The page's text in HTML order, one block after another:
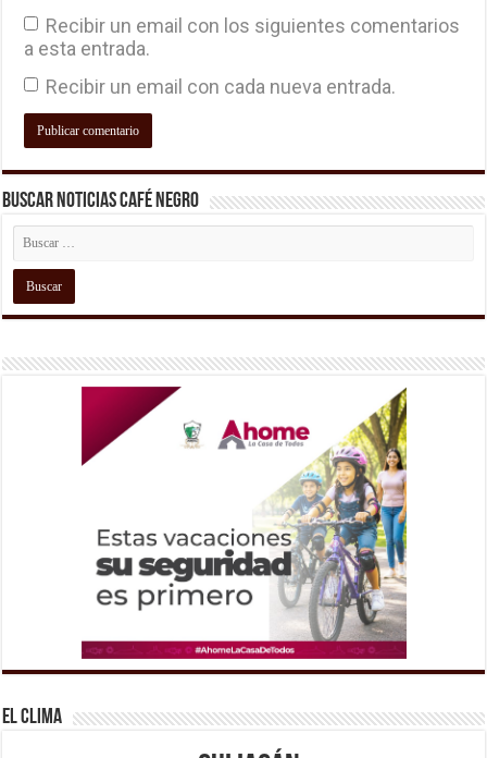
Recibir un email con los siguientes comentarios
a esta entrada.
Recibir un email con cada nueva entrada.
Buscar Noticias Café Negro
El Clima